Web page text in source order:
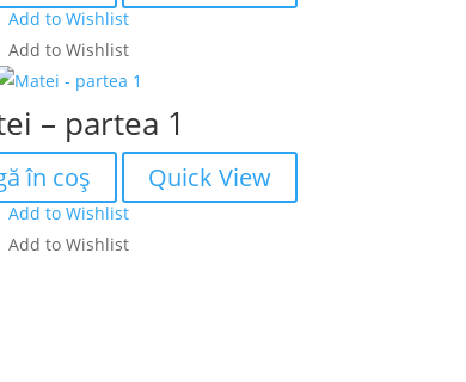
Add to Wishlist
Add to Wishlist
– partea 1
în coș Quick View
Add to Wishlist
Add to Wishlist